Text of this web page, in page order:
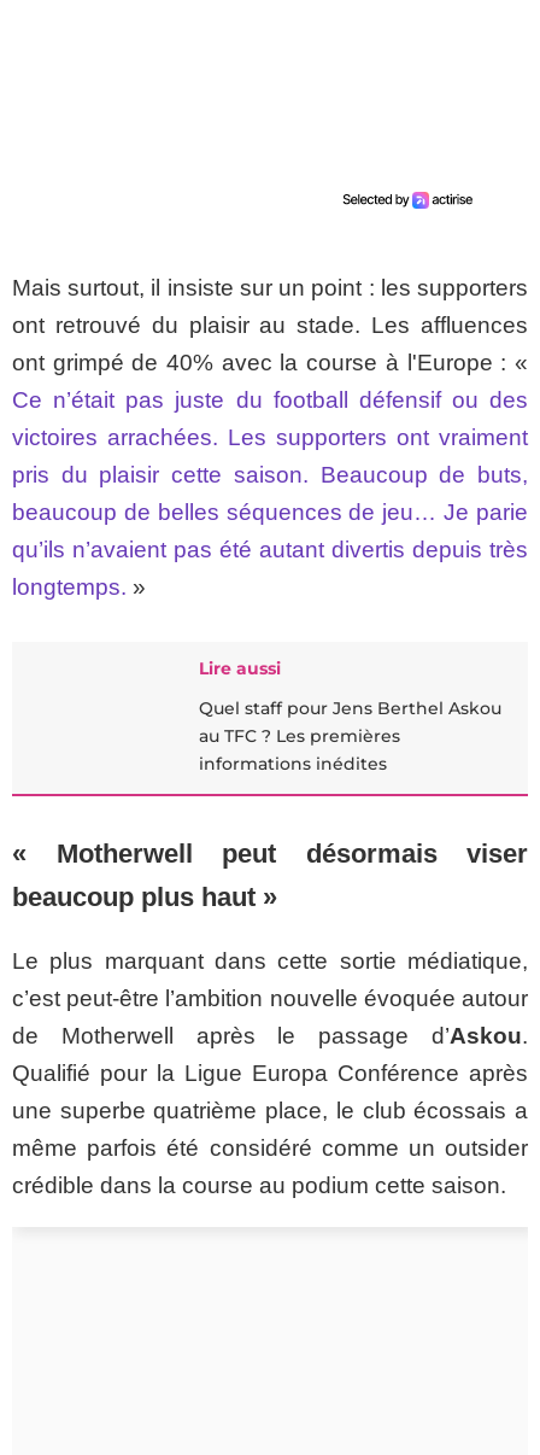
Mais surtout, il insiste sur un point : les supporters
ont retrouvé du plaisir au stade. Les affluences
ont grimpé de 40% avec la course à l'Europe : «
Ce n’était pas juste du football défensif ou des
victoires arrachées. Les supporters ont vraiment
pris du plaisir cette saison. Beaucoup de buts,
beaucoup de belles séquences de jeu… Je parie
qu’ils n’avaient pas été autant divertis depuis très
longtemps. »
Lire aussi
Quel staff pour Jens Berthel Askou
au TFC ? Les premières
informations inédites
« Motherwell peut désormais viser
beaucoup plus haut »
Le plus marquant dans cette sortie médiatique,
c’est peut-être l’ambition nouvelle évoquée autour
de Motherwell après le passage d’Askou.
Qualifié pour la Ligue Europa Conférence après
une superbe quatrième place, le club écossais a
même parfois été considéré comme un outsider
crédible dans la course au podium cette saison.